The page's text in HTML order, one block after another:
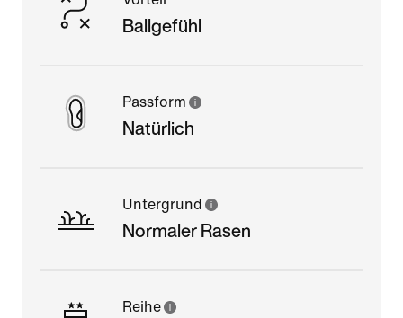
Ballgefühl
Passform
Natürlich
Untergrund
Normaler Rasen
Reihe